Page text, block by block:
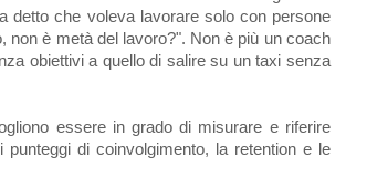
detto che voleva lavorare solo con persone
non è metà del lavoro?". Non è più un coach
obiettivi a quello di salire su un taxi senza
essere in grado di misurare e riferire
di coinvolgimento, la retention e le